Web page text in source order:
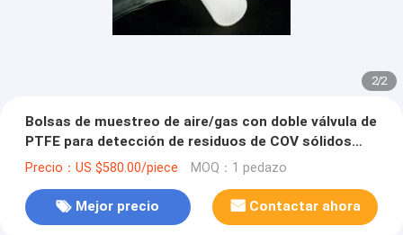
2/2
Bolsas de muestreo de aire/gas con doble válvula de
PTFE para detección de residuos de COV sólidos
TDL32C_2000L Bolsa de gas de película Dupont
Precio：US $580.00/piece MOQ：1 pedazo
Mejor precio Contactar ahora